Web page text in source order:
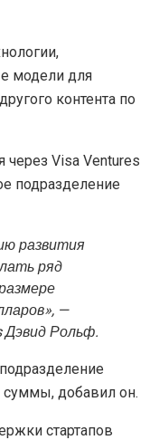
модели для
контента по
через Visa Ventures
подразделение
развития
ряд
—
Дэвид Рольф.
добавил он.
стартапов